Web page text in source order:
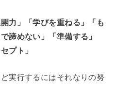
力」「学びを重ねる」「も
諦めない」「準備する」
プト」
実行するにはそれなりの努